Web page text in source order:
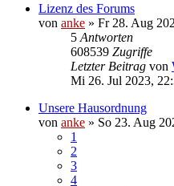
Lizenz des Forums
von anke » Fr 28. Aug
5 Antworten
608539 Zugriffe
Letzter Beitrag von
Mi 26. Jul 2023,
Unsere Hausordnung
von anke » So 23. Aug
1
2
3
4